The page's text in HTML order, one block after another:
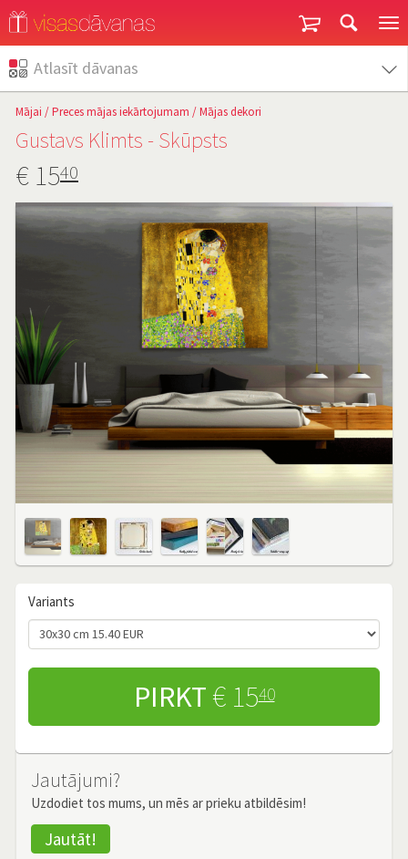
Atlasīt dāvanas
Mājai /Preces mājas iekārtojumam /Mājas dekori
Gustavs Klimts - Skūpsts
€ 1540
Variants
PIRKT € 1540
Jautājumi?
Uzdodiet tos mums, un mēs ar prieku atbildēsim!
Jautāt!